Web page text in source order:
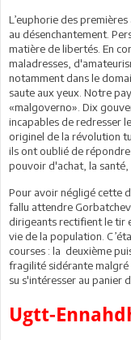
L’euphorie des
au désenchantement.
matière de libertés. En
maladresses,
notamment dans le
saute aux yeux. Notre
«malgoverno». Dix
incapables de redresser
originel de la révolution
ils ont oublié de
pouvoir d'achat, la santé,
Pour avoir négligé cette
fallu attendre
dirigeants rectifient le tir
vie de la population.
courses : la deuxième
fragilité sidérante
su s'intéresser au panier
Ugtt-